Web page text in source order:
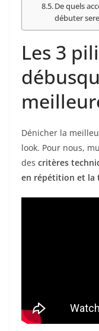
De quels
débuter
Les 3
Dénicher la
look. Pour nous,
des critères
en répétition et la